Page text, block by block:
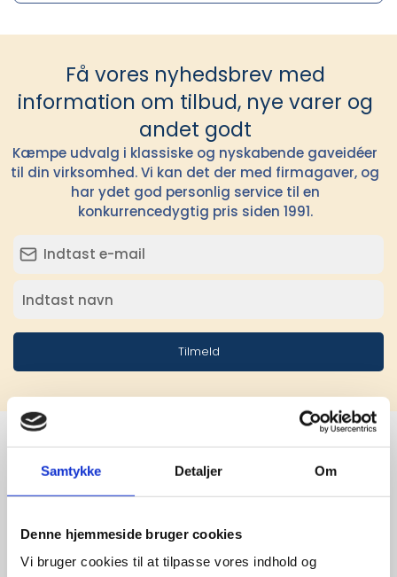
Samtykke Detaljer Om
Denne hjemmeside bruger cookies
Vi bruger cookies til at tilpasse vores indhold og
Få vores nyhedsbrev med
information om tilbud, nye varer og
andet godt
Kæmpe udvalg i klassiske og nyskabende gaveidéer
til din virksomhed. Vi kan det der med firmagaver, og
har ydet god personlig service til en
konkurrencedygtig pris siden 1991.
Tilmeld
Stærke
leverandører
giver større